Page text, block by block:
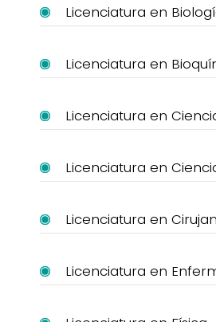
Licenciatura en
Licenciatura en
Licenciatura en
Licenciatura en
Licenciatura en
Licenciatura en